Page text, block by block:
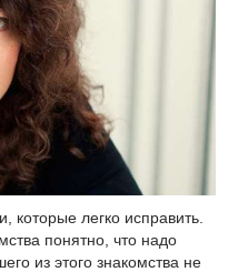
которые легко исправить.
понятно, что надо
из этого знакомства не